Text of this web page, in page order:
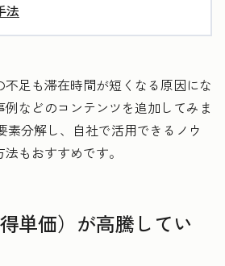
法
足も滞在時間が短くなる原因にな
などのコンテンツを追加してみま
素分解し、自社で活用できるノウ
もおすすめです。
単価）が高騰してい